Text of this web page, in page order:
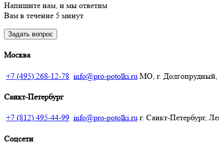
Напишите нам, и мы ответим
Вам в течение 5 минут
Задать вопрос
Москва
+7 (495) 268-12-78 info@pro-potolki.ru МО, г. Долгопрудный,
Санкт-Петербург
+7 (812) 495-44-99 info@pro-potolki.ru г. Санкт-Петербург,
Соцсети